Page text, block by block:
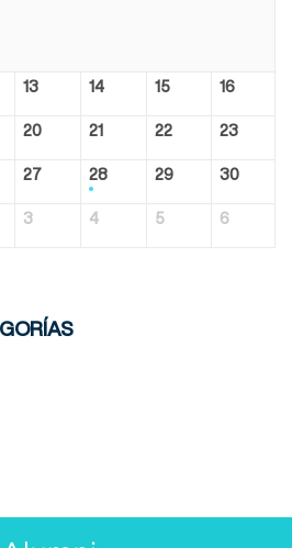
13 14 15 16
20 21 22 23
27 28 29 30
3 4 5 6